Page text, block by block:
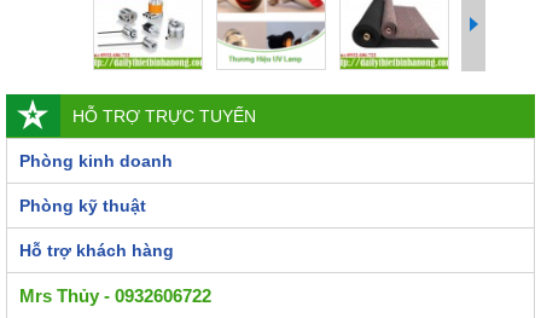
HỖ TRỢ TRỰC TUYẾN
Phòng kinh doanh
Phòng kỹ thuật
Hỗ trợ khách hàng
Mrs Thủy - 0932606722